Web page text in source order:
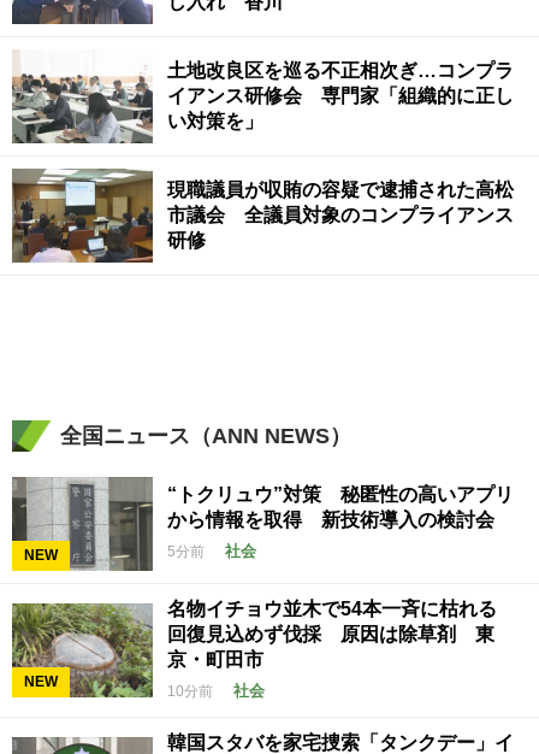
土地改良区を巡る不正相次ぎ…コンプラ
イアンス研修会 専門家「組織的に正し
い対策を」
現職議員が収賄の容疑で逮捕された高松
市議会 全議員対象のコンプライアンス
研修
全国ニュース（ANN NEWS）
NEW
“トクリュウ”対策 秘匿性の高いアプリ
から情報を取得 新技術導入の検討会
5分前 社会
NEW
名物イチョウ並木で54本一斉に枯れる
回復見込めず伐採 原因は除草剤 東
京・町田市
10分前 社会
韓国スタバを家宅捜索「タンクデー」イ